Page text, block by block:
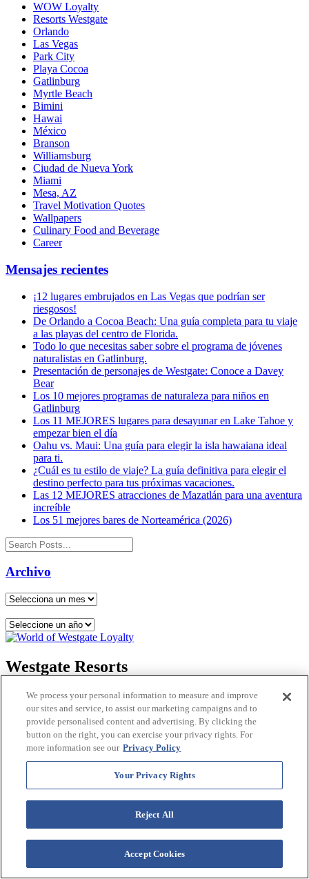
WOW Loyalty
Resorts Westgate
Orlando
Las Vegas
Park City
Playa Cocoa
Gatlinburg
Myrtle Beach
Bimini
Hawai
México
Branson
Williamsburg
Ciudad de Nueva York
Miami
Mesa, AZ
Travel Motivation Quotes
Wallpapers
Culinary Food and Beverage
Career
Mensajes recientes
¡12 lugares embrujados en Las Vegas que podrían ser
riesgosos!
De Orlando a Cocoa Beach: Una guía completa para tu viaje
a las playas del centro de Florida.
Todo lo que necesitas saber sobre el programa de jóvenes
naturalistas en Gatlinburg.
Presentación de personajes de Westgate: Conoce a Davey
Bear
Los 10 mejores programas de naturaleza para niños en
Gatlinburg
Los 11 MEJORES lugares para desayunar en Lake Tahoe y
empezar bien el día
Oahu vs. Maui: Una guía para elegir la isla hawaiana ideal
para ti.
¿Cuál es tu estilo de viaje? La guía definitiva para elegir el
destino perfecto para tus próximas vacaciones.
Las 12 MEJORES atracciones de Mazatlán para una aventura
increíble
Los 51 mejores bares de Norteamérica (2026)
Archivo
Westgate Resorts
Corporativo
Carreras
VI Resorts by Westgate
Entradas con descuento a Universal, con Tickets2You
WOW Loyalty: Disfrute más de sus vacaciones. Obtenga
Ofertas de última hora en hoteles para vacaciones de
Conéctate con nosotros
We process your personal information to measure and improve
our sites and service, to assist our marketing campaigns and to
provide personalised content and advertising. By clicking the
button on the right, you can exercise your privacy rights. For
more information see our Privacy Policy
Your Privacy Rights
Reject All
Accept Cookies